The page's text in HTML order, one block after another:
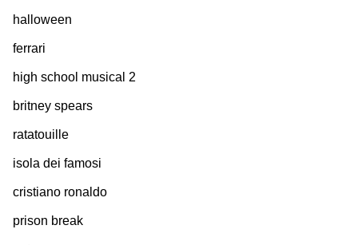
halloween
ferrari
high school musical 2
britney spears
ratatouille
isola dei famosi
cristiano ronaldo
prison break